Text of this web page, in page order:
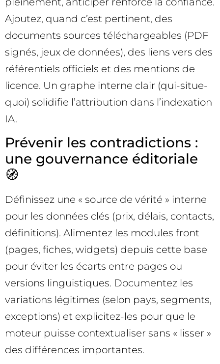
Ajoutez, quand c’est pertinent, des
documents sources téléchargeables (PDF
signés, jeux de données), des liens vers des
référentiels officiels et des mentions de
licence. Un graphe interne clair (qui-situe-
quoi) solidifie l’attribution dans l’indexation
IA.
Prévenir les contradictions :
une gouvernance éditoriale
🧭
Définissez une « source de vérité » interne
pour les données clés (prix, délais, contacts,
définitions). Alimentez les modules front
(pages, fiches, widgets) depuis cette base
pour éviter les écarts entre pages ou
versions linguistiques. Documentez les
variations légitimes (selon pays, segments,
exceptions) et explicitez-les pour que le
moteur puisse contextualiser sans « lisser »
des différences importantes.